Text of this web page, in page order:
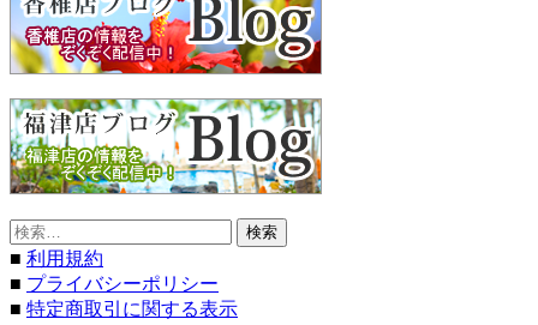
検
索:
■ 利用規約
■ プライバシーポリシー
■ 特定商取引に関する表示